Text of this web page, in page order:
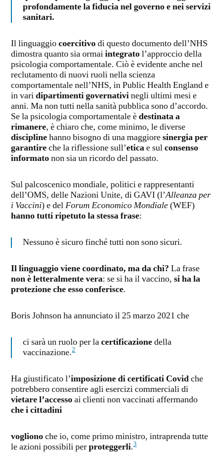
profondamente la fiducia nel governo e nei servizi
sanitari.
Il linguaggiocoercitivodi questo documento dell’NHS
dimostra quanto sia ormaiintegratol’approccio della
psicologia comportamentale. Ciò è evidente anche nel
reclutamento di nuovi ruoli nella scienza
comportamentale nell’NHS, in Public Health England e
in varidipartimenti governativinegli ultimi mesi e
anni. Ma non tutti nella sanità pubblica sono d’accordo.
Se la psicologia comportamentale èdestinata a
rimanere, è chiaro che, come minimo, le diverse
disciplinehanno bisogno di una maggioresinergia per
garantireche la riflessione sull’eticae sulconsenso
informatonon sia un ricordo del passato.
Sul palcoscenico mondiale, politici e rappresentanti
dell’OMS, delle Nazioni Unite, di GAVI (l’Alleanza per
i Vaccini) e delForum Economico Mondiale(WEF)
hanno tutti ripetuto la stessa frase:
Nessuno è sicuro finché tutti non sono sicuri.
Il linguaggio viene coordinato, ma da chi? La frase
non è letteralmente vera: se si ha il vaccino, si ha la
protezione che esso conferisce.
Boris Johnson ha annunciato il 25 marzo 2021 che
ci sarà un ruolo per lacertificazionedella
vaccinazione.2
Ha giustificato l’imposizione di certificati Covidche
potrebbero consentire agli esercizi commerciali di
vietare l’accessoai clienti non vaccinati affermando
che i cittadini
voglionoche io, come primo ministro, intraprenda tutte
le azioni possibili perproteggerli.3